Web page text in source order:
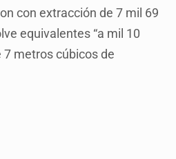
con extracción de 7 mil 69
equivalentes “a mil 10
metros cúbicos de